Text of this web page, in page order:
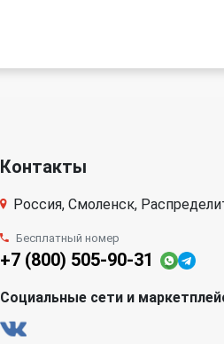
Контакты
Россия, Смоленск,
Бесплатный номер
+7 (800) 505-90-31
Социальные сети и